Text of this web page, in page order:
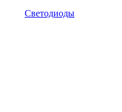
Светодиоды